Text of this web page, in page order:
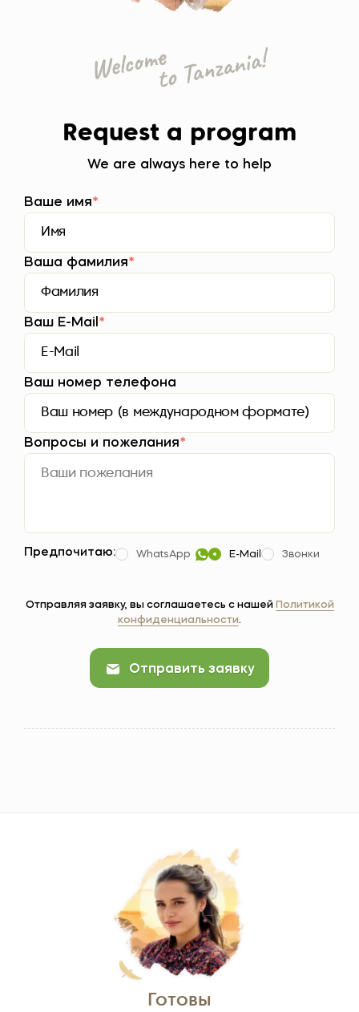
Request a program
We are always here to help
Ваше имя*
Ваша фамилия*
Ваш E-Mail*
Ваш номер телефона
Вопросы и пожелания*
Предпочитаю: WhatsApp E-Mail Звонки
Отправляя заявку, вы соглашаетесь с нашей Политикой
конфиденциальности.
Отправить заявку
Готовы